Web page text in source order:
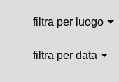
filtra per luogo
filtra per data